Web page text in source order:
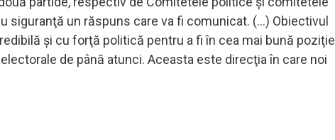
siguranţă un răspuns care va fi comunicat. (...) Obiectivul
şi cu forţă politică pentru a fi în cea mai bună poziţie
de până atunci. Aceasta este direcţia în care noi